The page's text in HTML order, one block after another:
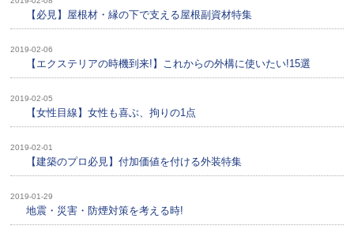
【必見】屋根材・縁の下で支える屋根副資材特集
2019-02-06
【エクステリアの時機到来!】これからの外構に使いたい!15選
2019-02-05
【女性目線】女性も喜ぶ、拘りの1点
2019-02-01
【建築のプロ必見】付加価値を付ける外装特集
2019-01-29
地震・災害・防煙対策を考える時!